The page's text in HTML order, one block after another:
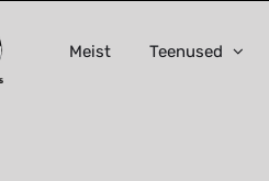
Meist Teenused